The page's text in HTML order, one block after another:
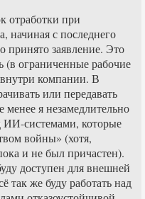
отработки при
начиная с последнего
принято заявление. Это
(в ограниченные рабочие
компании. В
или передавать
я незамедлительно
системами, которые
войны» (хотя,
и не был причастен).
доступен для внешней
так же буду работать над